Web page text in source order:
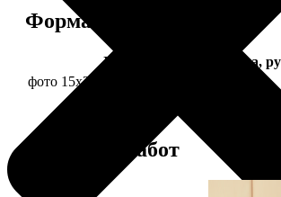
Форматы и цены
Услуга
Цена,
фото 15х20 в деревянной рамке
Примеры работ